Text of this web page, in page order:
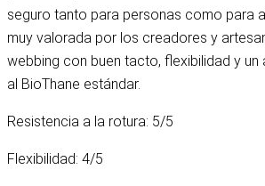
seguro tanto para personas como para
muy valorada por los creadores y
webbing con buen tacto, flexibilidad y
al BioThane estándar.
Resistencia a la rotura: 5/5
Flexibilidad: 4/5